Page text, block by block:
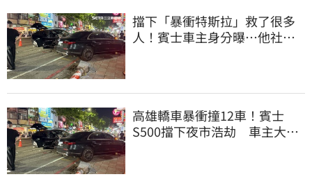
擋下「暴衝特斯拉」救了很多
人！賓士車主身分曝…他社群
高雄轎車暴衝撞12車！賓士
S500擋下夜市浩劫 車主大